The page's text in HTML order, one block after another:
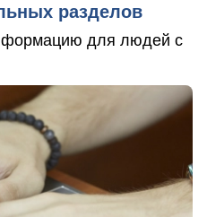
разделов
для людей с